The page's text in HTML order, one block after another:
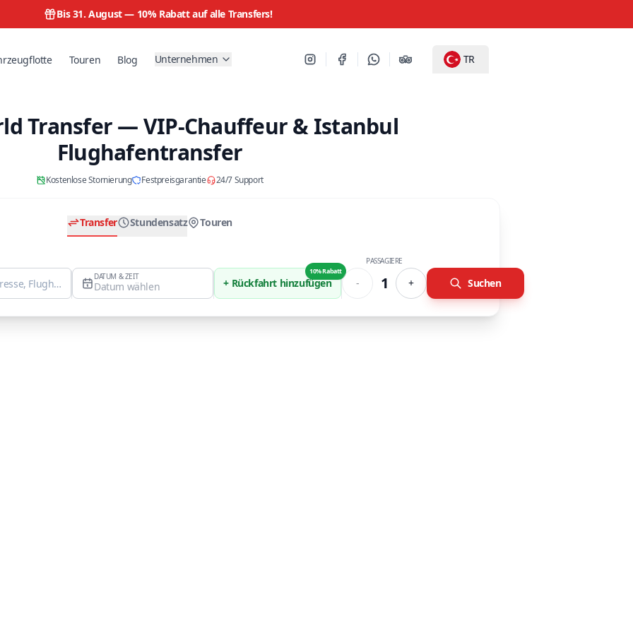
Bis 31. August — 10% Rabatt auf alle Transfers!
Touren Blog Unternehmen TR
Transfer — VIP-Chauffeur & Istanbul
Flughafentransfer
Kostenlose Stornierung Festpreisgarantie 24/7 Support
Transfer Stundensatz Touren
DATUM & ZEIT
Datum wählen + Rückfahrt hinzufügen
10% Rabatt
PASSAGIERE
- 1 + Suchen